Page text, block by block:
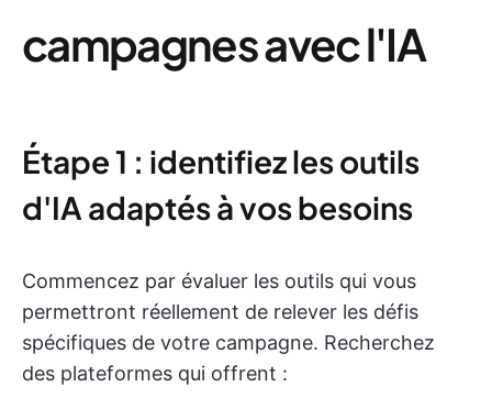
campagnes avec l'IA
Étape 1 : identifiez les outils
d'IA adaptés à vos besoins
Commencez par évaluer les outils qui vous
permettront réellement de relever les défis
spécifiques de votre campagne. Recherchez
des plateformes qui offrent :